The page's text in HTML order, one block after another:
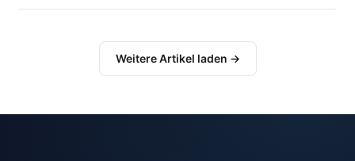
Weitere Artikel laden →